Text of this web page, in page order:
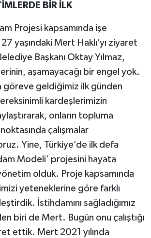
BİR İLK
Projesi kapsamında işe
yaşındaki Mert Haklı’yı ziyaret
Başkanı Oktay Yılmaz,
aşamayacağı bir engel yok.
göreve geldiğimiz ilk günden
kardeşlerimizin
onların topluma
çalışmalar
Yine, Türkiye’de ilk defa
Modeli’ projesini hayata
olduk. Proje kapsamında
yeteneklerine göre farklı
İstihdamını sağladığımız
biri de Mert. Bugün onu çalıştığı
ettik. Mert 2021 yılında